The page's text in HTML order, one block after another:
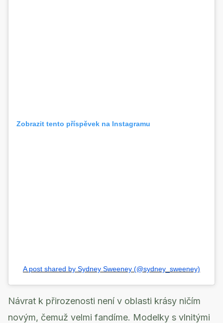
Zobrazit tento příspěvek na Instagramu
A post shared by Sydney Sweeney (@sydney_sweeney)
Návrat k přirozenosti není v oblasti krásy ničím
novým, čemuž velmi fandíme. Modelky s vlnitými